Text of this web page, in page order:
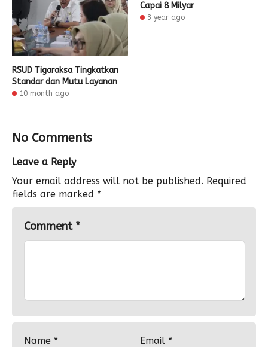
RSUD Tigaraksa Tingkatkan
Standar dan Mutu Layanan
10 month ago
Capai 8 Milyar
3 year ago
No Comments
Leave a Reply
Your email address will not be published. Required
fields are marked *
Comment *
Name * Email *